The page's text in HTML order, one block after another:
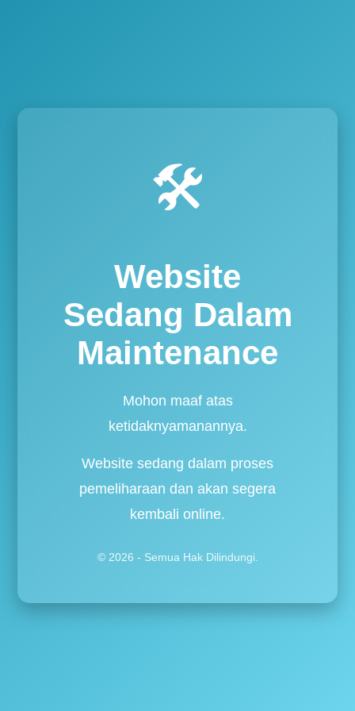
🛠️
Website
Sedang Dalam
Maintenance
Mohon maaf atas
ketidaknyamanannya.
Website sedang dalam proses
pemeliharaan dan akan segera
kembali online.
© 2026 - Semua Hak Dilindungi.